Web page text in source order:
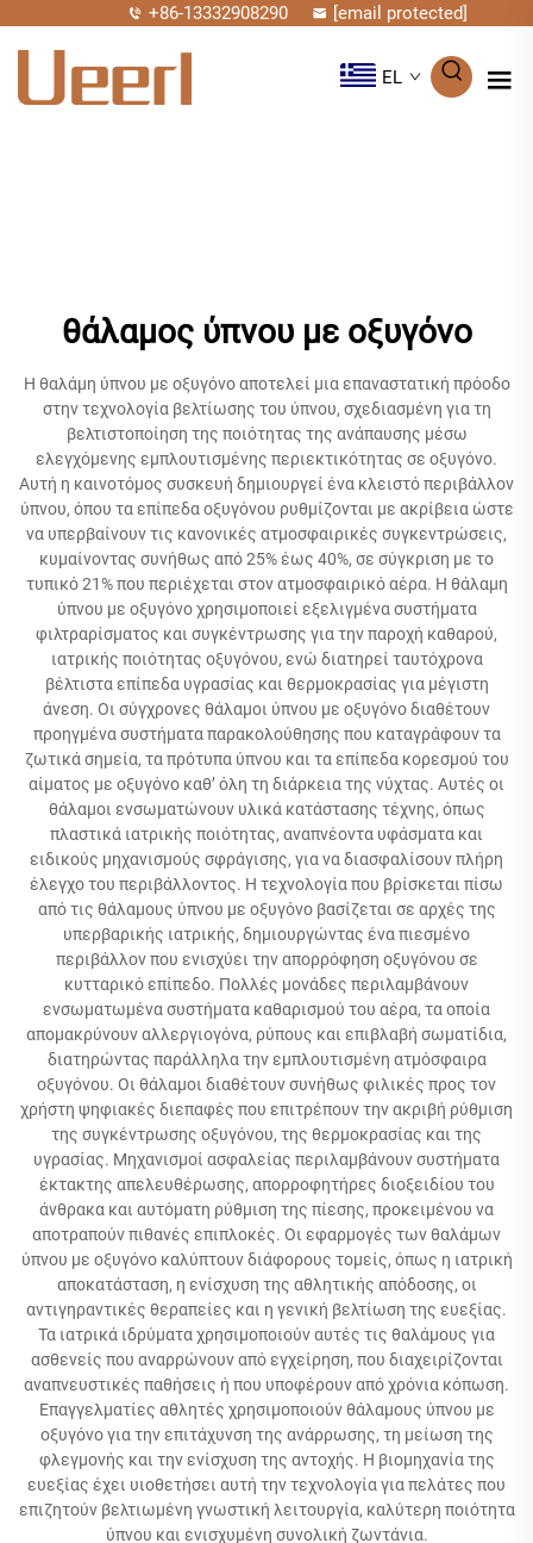
+86-13332908290 [email protected]
EL
θάλαμος ύπνου με οξυγόνο
Η θαλάμη ύπνου με οξυγόνο αποτελεί μια επαναστατική πρόοδο
στην τεχνολογία βελτίωσης του ύπνου, σχεδιασμένη για τη
βελτιστοποίηση της ποιότητας της ανάπαυσης μέσω
ελεγχόμενης εμπλουτισμένης περιεκτικότητας σε οξυγόνο.
Αυτή η καινοτόμος συσκευή δημιουργεί ένα κλειστό περιβάλλον
ύπνου, όπου τα επίπεδα οξυγόνου ρυθμίζονται με ακρίβεια ώστε
να υπερβαίνουν τις κανονικές ατμοσφαιρικές συγκεντρώσεις,
κυμαίνοντας συνήθως από 25% έως 40%, σε σύγκριση με το
τυπικό 21% που περιέχεται στον ατμοσφαιρικό αέρα. Η θάλαμη
ύπνου με οξυγόνο χρησιμοποιεί εξελιγμένα συστήματα
φιλτραρίσματος και συγκέντρωσης για την παροχή καθαρού,
ιατρικής ποιότητας οξυγόνου, ενώ διατηρεί ταυτόχρονα
βέλτιστα επίπεδα υγρασίας και θερμοκρασίας για μέγιστη
άνεση. Οι σύγχρονες θάλαμοι ύπνου με οξυγόνο διαθέτουν
προηγμένα συστήματα παρακολούθησης που καταγράφουν τα
ζωτικά σημεία, τα πρότυπα ύπνου και τα επίπεδα κορεσμού του
αίματος με οξυγόνο καθ’ όλη τη διάρκεια της νύχτας. Αυτές οι
θάλαμοι ενσωματώνουν υλικά κατάστασης τέχνης, όπως
πλαστικά ιατρικής ποιότητας, αναπνέοντα υφάσματα και
ειδικούς μηχανισμούς σφράγισης, για να διασφαλίσουν πλήρη
έλεγχο του περιβάλλοντος. Η τεχνολογία που βρίσκεται πίσω
από τις θάλαμους ύπνου με οξυγόνο βασίζεται σε αρχές της
υπερβαρικής ιατρικής, δημιουργώντας ένα πιεσμένο
περιβάλλον που ενισχύει την απορρόφηση οξυγόνου σε
κυτταρικό επίπεδο. Πολλές μονάδες περιλαμβάνουν
ενσωματωμένα συστήματα καθαρισμού του αέρα, τα οποία
απομακρύνουν αλλεργιογόνα, ρύπους και επιβλαβή σωματίδια,
διατηρώντας παράλληλα την εμπλουτισμένη ατμόσφαιρα
οξυγόνου. Οι θάλαμοι διαθέτουν συνήθως φιλικές προς τον
χρήστη ψηφιακές διεπαφές που επιτρέπουν την ακριβή ρύθμιση
της συγκέντρωσης οξυγόνου, της θερμοκρασίας και της
υγρασίας. Μηχανισμοί ασφαλείας περιλαμβάνουν συστήματα
έκτακτης απελευθέρωσης, απορροφητήρες διοξειδίου του
άνθρακα και αυτόματη ρύθμιση της πίεσης, προκειμένου να
αποτραπούν πιθανές επιπλοκές. Οι εφαρμογές των θαλάμων
ύπνου με οξυγόνο καλύπτουν διάφορους τομείς, όπως η ιατρική
αποκατάσταση, η ενίσχυση της αθλητικής απόδοσης, οι
αντιγηραντικές θεραπείες και η γενική βελτίωση της ευεξίας.
Τα ιατρικά ιδρύματα χρησιμοποιούν αυτές τις θαλάμους για
ασθενείς που αναρρώνουν από εγχείρηση, που διαχειρίζονται
αναπνευστικές παθήσεις ή που υποφέρουν από χρόνια κόπωση.
Επαγγελματίες αθλητές χρησιμοποιούν θάλαμους ύπνου με
οξυγόνο για την επιτάχυνση της ανάρρωσης, τη μείωση της
φλεγμονής και την ενίσχυση της αντοχής. Η βιομηχανία της
ευεξίας έχει υιοθετήσει αυτή την τεχνολογία για πελάτες που
επιζητούν βελτιωμένη γνωστική λειτουργία, καλύτερη ποιότητα
ύπνου και ενισχυμένη συνολική ζωντάνια.